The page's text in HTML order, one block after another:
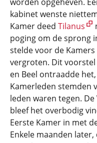
kabinet wenste
Kamer deed Tilanus
poging om de sprong
stelde voor de
vergroten. Dit
en Beel ontraadde
Kamerleden stemden
leden waren tegen.
bleef het overbodig
Eerste Kamer in met
Enkele maanden